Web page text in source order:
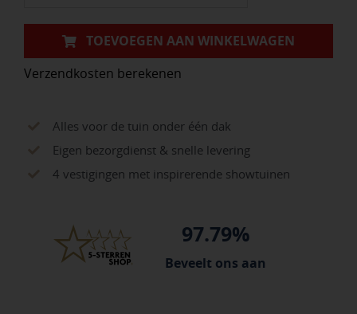
TOEVOEGEN AAN WINKELWAGEN
Verzendkosten berekenen
Alles voor de tuin onder één dak
Eigen bezorgdienst & snelle levering
4 vestigingen met inspirerende showtuinen
97.79%
Beveelt ons aan